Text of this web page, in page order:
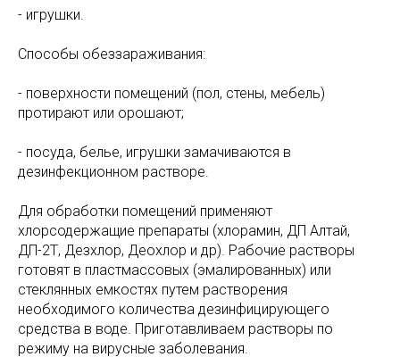
- игрушки.
Способы обеззараживания:
- поверхности помещений (пол, стены, мебель)
протирают или орошают;
- посуда, белье, игрушки замачиваются в
дезинфекционном растворе.
Для обработки помещений применяют
хлорсодержащие препараты (хлорамин, ДП Алтай,
ДП-2Т, Дезхлор, Деохлор и др). Рабочие растворы
готовят в пластмассовых (эмалированных) или
стеклянных емкостях путем растворения
необходимого количества дезинфицирующего
средства в воде. Приготавливаем растворы по
режиму на вирусные заболевания.